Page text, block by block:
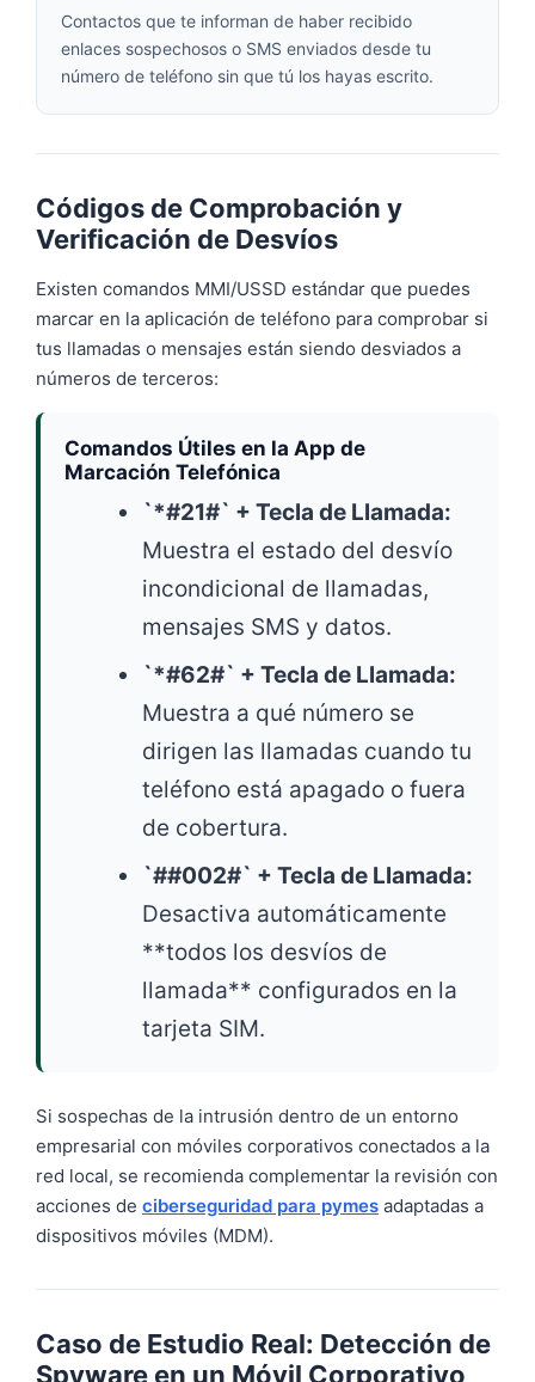
Contactos que te informan de haber recibido
enlaces sospechosos o SMS enviados desde tu
número de teléfono sin que tú los hayas escrito.
Códigos de Comprobación y
Verificación de Desvíos
Existen comandos MMI/USSD estándar que puedes
marcar en la aplicación de teléfono para comprobar si
tus llamadas o mensajes están siendo desviados a
números de terceros:
Comandos Útiles en la App de
Marcación Telefónica
`*#21#` + Tecla de Llamada:
Muestra el estado del desvío
incondicional de llamadas,
mensajes SMS y datos.
`*#62#` + Tecla de Llamada:
Muestra a qué número se
dirigen las llamadas cuando tu
teléfono está apagado o fuera
de cobertura.
`##002#` + Tecla de Llamada:
Desactiva automáticamente
**todos los desvíos de
llamada** configurados en la
tarjeta SIM.
Si sospechas de la intrusión dentro de un entorno
empresarial con móviles corporativos conectados a la
red local, se recomienda complementar la revisión con
acciones de ciberseguridad para pymes adaptadas a
dispositivos móviles (MDM).
Caso de Estudio Real: Detección de
Spyware en un Móvil Corporativo